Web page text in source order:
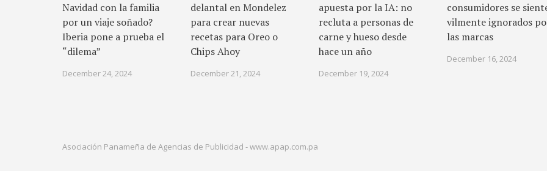
Navidad con la familia
por un viaje soñado?
Iberia pone a prueba el
“dilema”
December 24, 2024
delantal en Mondelez
para crear nuevas
recetas para Oreo o
Chips Ahoy
December 21, 2024
apuesta por la IA: no
recluta a personas de
carne y hueso desde
hace un año
December 19, 2024
consumidores se
vilmente ignorados
las marcas
December 16, 2024
Asociación Panameña de Agencias de Publicidad -www.apap.com.pa